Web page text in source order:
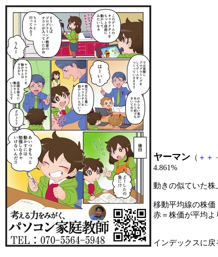
ヤーマン （ ＋ ＋
4.861%
動きの似ていた
移動平均線の株価
赤＝株価が平均
インデックスに戻